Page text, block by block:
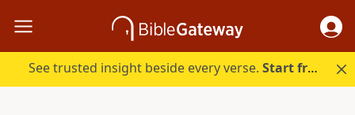
See trusted insight beside every verse.Start free.